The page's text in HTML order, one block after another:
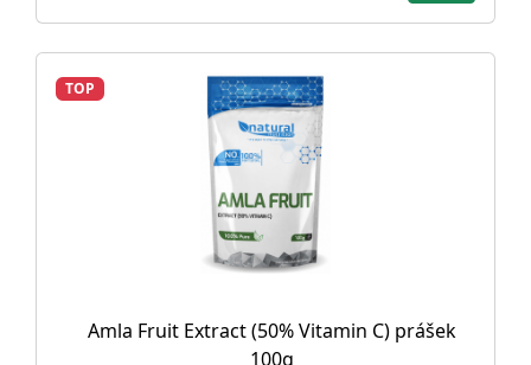
TOP
Amla Fruit Extract (50% Vitamin C) prášek
100g